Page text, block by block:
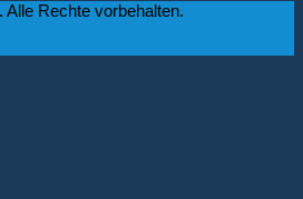
Alle Rechte vorbehalten.